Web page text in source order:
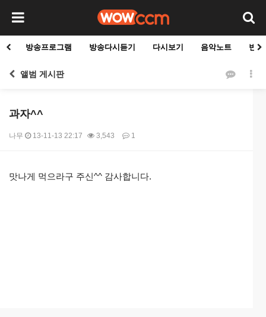
방송프로그램 방송다시듣기 다시보기 음악노트 빈
앨범 게시판
과자^^
나무 13-11-13 22:17 3,543 1
맛나게 먹으라구 주신^^ 감사합니다.